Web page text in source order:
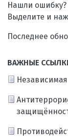
Нашли
Выделите и
Последнее
ВАЖНЫЕ